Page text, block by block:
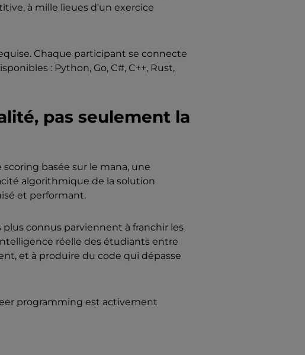
à mille lieues d'un exercice
Chaque participant se connecte
: Python, Go, C#, C++, Rust,
pas seulement la
basée sur le mana, une
algorithmique de la solution
et performant.
connus parviennent à franchir les
réelle des étudiants entre
et à produire du code qui dépasse
programming est activement